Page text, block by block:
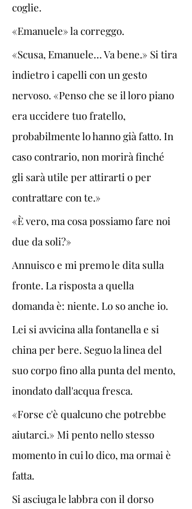
coglie.
«Emanuele» la correggo.
«Scusa, Emanuele… Va bene.» Si tira
indietro i capelli con un gesto
nervoso. «Penso che se il loro piano
era uccidere tuo fratello,
probabilmente lo hanno già fatto. In
caso contrario, non morirà finché
gli sarà utile per attirarti o per
contrattare con te.»
«È vero, ma cosa possiamo fare noi
due da soli?»
Annuisco e mi premo le dita sulla
fronte. La risposta a quella
domanda è: niente. Lo so anche io.
Lei si avvicina alla fontanella e si
china per bere. Seguo la linea del
suo corpo fino alla punta del mento,
inondato dall'acqua fresca.
«Forse c'è qualcuno che potrebbe
aiutarci.» Mi pento nello stesso
momento in cui lo dico, ma ormai è
fatta.
Si asciuga le labbra con il dorso